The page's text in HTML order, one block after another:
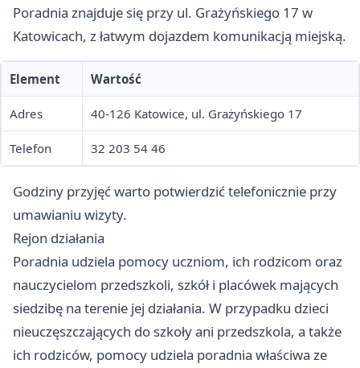
Poradnia znajduje się przy ul. Grażyńskiego 17 w
Katowicach, z łatwym dojazdem komunikacją miejską.
Element Wartość
Adres 40-126 Katowice, ul. Grażyńskiego 17
Telefon 32 203 54 46
Godziny przyjęć warto potwierdzić telefonicznie przy
umawianiu wizyty.
Rejon działania
Poradnia udziela pomocy uczniom, ich rodzicom oraz
nauczycielom przedszkoli, szkół i placówek mających
siedzibę na terenie jej działania. W przypadku dzieci
nieuczęszczających do szkoły ani przedszkola, a także
ich rodziców, pomocy udziela poradnia właściwa ze